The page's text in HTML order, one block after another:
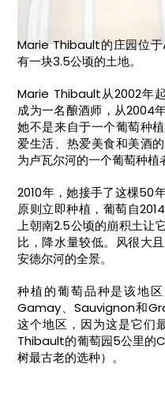
Marie Thibault的庄园位
有一块3.5公顷的土地。
Marie Thibault从2002年
成为一名酿酒师，从2004
她不是来自于一个葡萄种
爱生活、热爱美食和美酒
为卢瓦尔河的一个葡萄种植
2010年，她接手了这棵50
原则立即种植，葡萄自
上朝南2.5公顷的崩积土让
比，降水量较低。风很大
安德尔河的全景。
种植的葡萄品种是该地
Gamay、Sauvignon和
这个地区，因为这是它们
Thibault的葡萄园5公里的
树最古老的选种）。